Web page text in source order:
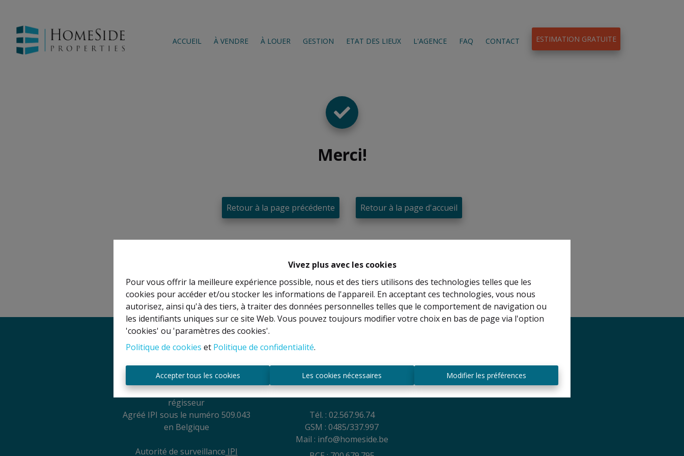
Vivez plus avec les cookies
Pour vous offrir la meilleure expérience possible, nous et des tiers utilisons des technologies telles que les
cookies pour accéder et/ou stocker les informations de l'appareil. En acceptant ces technologies, vous nous
autorisez, ainsi qu'à des tiers, à traiter des données personnelles telles que le comportement de navigation ou
les identifiants uniques sur ce site Web. Vous pouvez toujours modifier votre choix en bas de page via l'option
'cookies' ou 'paramètres des cookies'.
Politique de cookies et Politique de confidentialité.
Accepter tous les cookies Les cookies nécessaires Modifier les préférences
ACCUEIL À VENDRE À LOUER GESTION ETAT DES LIEUX L'AGENCE FAQ CONTACT ESTIMATION GRATUITE
Merci!
Retour à la page précédente Retour à la page d'accueil
Mentions légales
Titulaire IPI: David GUNEL
Agent immobilier intermédiaire et
régisseur
Agréé IPI sous le numéro 509.043
en Belgique
Autorité de surveillance IPI
Rue Anatole France, 44
1030 SCHAERBEEK
Tél. : 02.567.96.74
GSM : 0485/337.997
Mail : info@homeside.be